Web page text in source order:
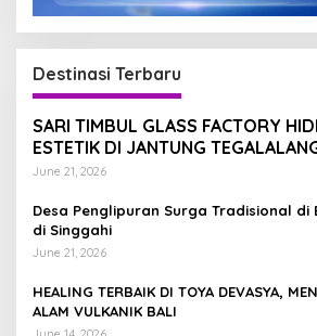
Destinasi Terbaru
SARI TIMBUL GLASS FACTORY
ESTETIK DI JANTUNG
June 21, 2026
Desa Penglipuran Surga Tradisional di
di Singgahi
June 21, 2026
HEALING TERBAIK DI TOYA DEVASYA,
ALAM VULKANIK BALI